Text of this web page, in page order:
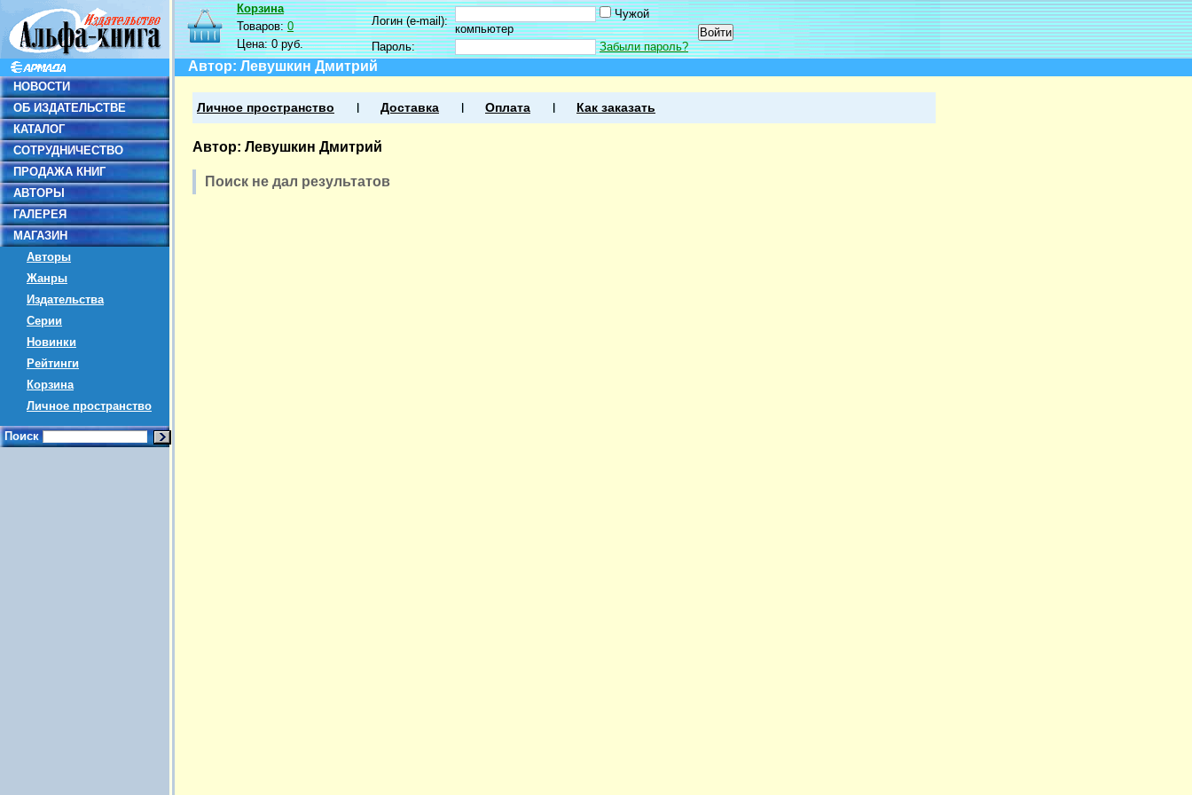
НОВОСТИ
ОБ ИЗДАТЕЛЬСТВЕ
КАТАЛОГ
СОТРУДНИЧЕСТВО
ПРОДАЖА КНИГ
АВТОРЫ
ГАЛЕРЕЯ
МАГАЗИН
Авторы
Жанры
Издательства
Серии
Новинки
Рейтинги
Корзина
Личное пространство
Поиск
Корзина
Товаров:0
Цена:0 руб.
Логин (e-mail):
Чужой
компьютер
Пароль:
Забыли пароль?
Автор: Левушкин Дмитрий
Личное пространство Доставка Оплата Как заказать
Автор: Левушкин Дмитрий
Поиск не дал результатов